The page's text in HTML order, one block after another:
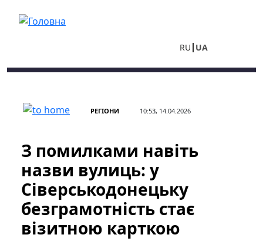
RU UA
РЕГІОНИ 10:53, 14.04.2026
З помилками навіть
назви вулиць: у
Сіверськодонецьку
безграмотність стає
візитною карткою